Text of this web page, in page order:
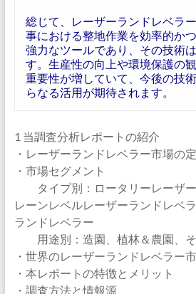
総じて、レーザーランドレベラ
事における整地作業を効率的か
強力なツールであり、その技術
す。生産性の向上や環境保護の
重要性が増していて、今後の技
らなる活用が期待されます。
1 当調査分析レポートの紹介
・レーザーランドレベラー市場の
・市場セグメント
タイプ別：ロータリーレーザー
レーンレベルレーザーランドレベ
ランドレベラー
用途別：造園、植林＆農園、
・世界のレーザーランドレベラー
・本レポートの特徴とメリット
・調査方法と情報源